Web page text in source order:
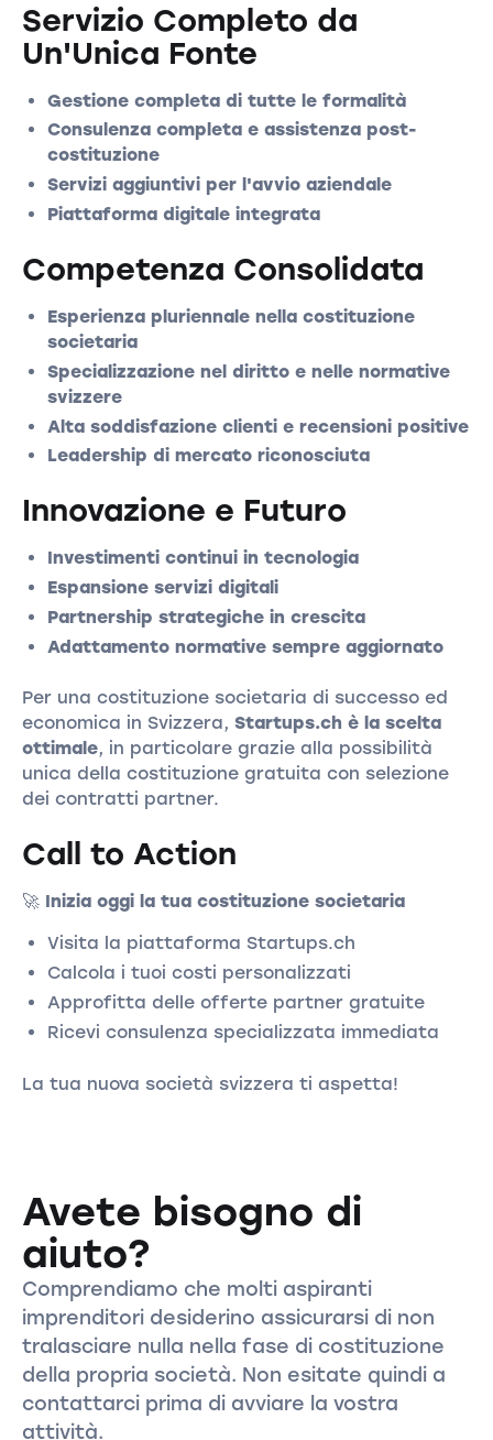
Servizio Completo da
Un'Unica Fonte
Gestione completa di tutte le formalità
Consulenza completa e assistenza post-
costituzione
Servizi aggiuntivi per l'avvio aziendale
Piattaforma digitale integrata
Competenza Consolidata
Esperienza pluriennale nella costituzione
societaria
Specializzazione nel diritto e nelle normative
svizzere
Alta soddisfazione clienti e recensioni positive
Leadership di mercato riconosciuta
Innovazione e Futuro
Investimenti continui in tecnologia
Espansione servizi digitali
Partnership strategiche in crescita
Adattamento normative sempre aggiornato
Per una costituzione societaria di successo ed
economica in Svizzera, Startups.ch è la scelta
ottimale, in particolare grazie alla possibilità
unica della costituzione gratuita con selezione
dei contratti partner.
Call to Action
🚀 Inizia oggi la tua costituzione societaria
Visita la piattaforma Startups.ch
Calcola i tuoi costi personalizzati
Approfitta delle offerte partner gratuite
Ricevi consulenza specializzata immediata
La tua nuova società svizzera ti aspetta!
Avete bisogno di
aiuto?
Comprendiamo che molti aspiranti
imprenditori desiderino assicurarsi di non
tralasciare nulla nella fase di costituzione
della propria società. Non esitate quindi a
contattarci prima di avviare la vostra
attività.